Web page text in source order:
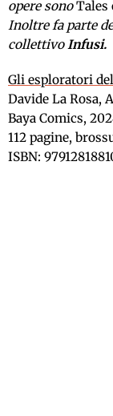
opere sonoTales
Inoltre fa parte
collettivoInfusi.
Gli esploratori
Davide La Rosa,
Baya Comics,
112 pagine,
ISBN: